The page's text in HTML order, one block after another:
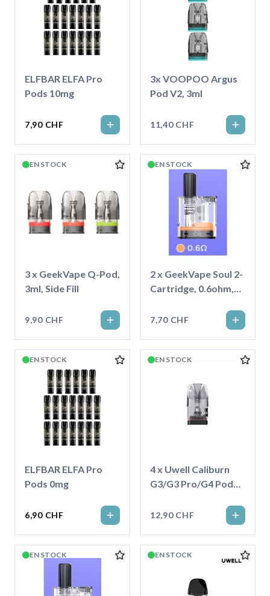
ELFBAR ELFA Pro
Pods 10mg
7,90 CHF
3x VOOPOO Argus
Pod V2, 3ml
11,40 CHF
EN STOCK
3 x GeekVape Q-Pod,
3ml, Side Fill
9,90 CHF
EN STOCK
2 x GeekVape Soul 2-
Cartridge, 0.6ohm,
7,70 CHF
EN STOCK
ELFBAR ELFA Pro
Pods 0mg
6,90 CHF
EN STOCK
4 x Uwell Caliburn
G3/G3 Pro/G4 Pod
12,90 CHF
EN STOCK EN STOCK